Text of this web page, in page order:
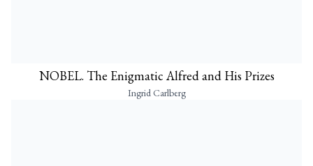
NOBEL. The Enigmatic Alfred and His Prizes
Ingrid Carlberg